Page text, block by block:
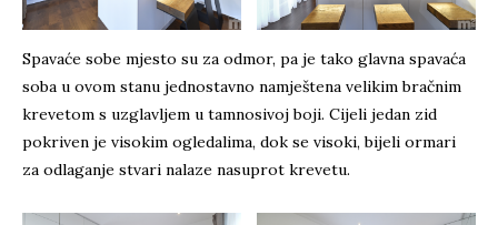
Spavaće sobe mjesto su za odmor, pa je tako glavna spavaća
soba u ovom stanu jednostavno namještena velikim bračnim
krevetom s uzglavljem u tamnosivoj boji. Cijeli jedan zid
pokriven je visokim ogledalima, dok se visoki, bijeli ormari
za odlaganje stvari nalaze nasuprot krevetu.